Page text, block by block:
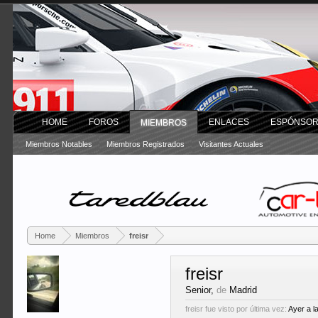
Home Miembros freisr
freisr
Senior,de Madrid
freisr fue visto por última vez: Ayer a
HOME FOROS MIEMBROS
Miembros Notables Miembros Registrados Visitantes Actuales
ENLACES